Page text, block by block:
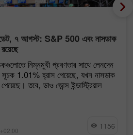
৭ আগস্ট: S&P 500 এবং নাসডাক
নিম্নমুখী প্রবণতার সাথে লেনদেন
1.01% হ্রাস পেয়েছে, যখন নাসডাক
তবে, ডাও জোন্স ইন্ডাস্ট্রিয়াল
1156